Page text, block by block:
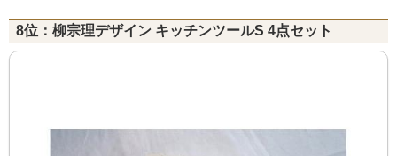
8位：柳宗理デザイン キッチンツールS 4点セット